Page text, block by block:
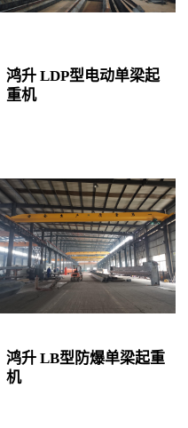
鸿升 LDP型电动单梁起
重机
鸿升 LB型防爆单梁起重
机